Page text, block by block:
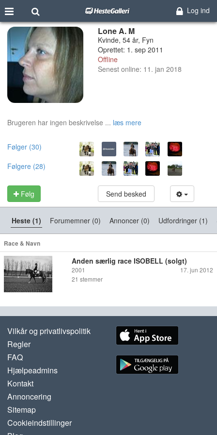
Log ind
Lone A. M
Kvinde, 54 år, Fyn
Oprettet: 1. sep 2011
Offline
Senest online: 11. jan 2018
Brugeren har ingen beskrivelse ... læs mere
Følger (30)
Følgere (28)
Følg Send besked
Heste (1) Forumemner (0) Annoncer (0) Udfordringer (1)
Race & Navn
Anden særlig race ISOBELL (solgt)
2001
17. jun 2012
21 stemmer
Vilkår og privatlivspolitik
Regler
FAQ
Hjælpeadmins
Kontakt
Annoncering
Sitemap
Cookieindstillinger